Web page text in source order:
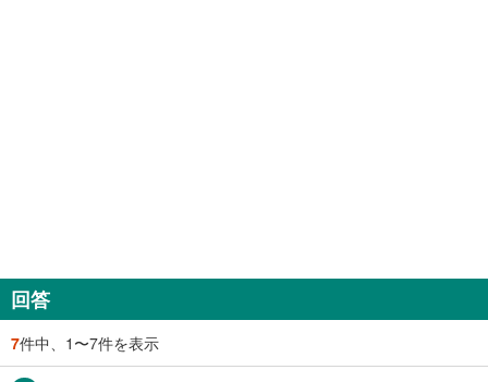
回答
7件中、1〜7件を表示